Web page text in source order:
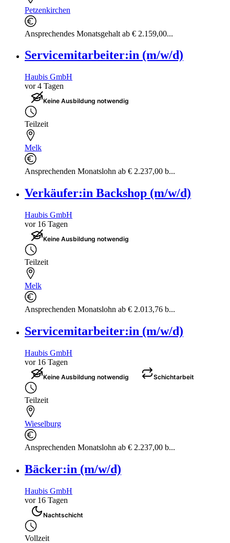
Petzenkirchen
Ansprechendes Monatsgehalt ab € 2.159,00...
Servicemitarbeiter:in (m/w/d)
Haubis GmbH
vor 4 Tagen
Keine Ausbildung notwendig
Teilzeit
Melk
Ansprechenden Monatslohn ab € 2.237,00 b...
Verkäufer:in Backshop (m/w/d)
Haubis GmbH
vor 16 Tagen
Keine Ausbildung notwendig
Teilzeit
Melk
Ansprechenden Monatslohn ab € 2.013,76 b...
Servicemitarbeiter:in (m/w/d)
Haubis GmbH
vor 16 Tagen
Keine Ausbildung notwendig Schichtarbeit
Teilzeit
Wieselburg
Ansprechenden Monatslohn ab € 2.237,00 b...
Bäcker:in (m/w/d)
Haubis GmbH
vor 16 Tagen
Nachtschicht
Vollzeit